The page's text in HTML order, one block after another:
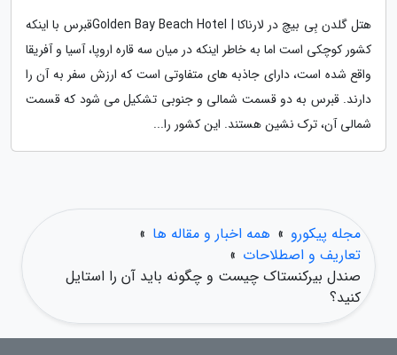
هتل گلدن بِی بیچ در لارناکا | Golden Bay Beach Hotelقبرس با اینکه
کشور کوچکی است اما به خاطر اینکه در میان سه قاره اروپا، آسیا و آفریقا
واقع شده است، دارای جاذبه های متفاوتی است که ارزش سفر به آن را
دارند. قبرس به دو قسمت شمالی و جنوبی تشکیل می شود که قسمت
شمالی آن، ترک نشین هستند. این کشور را...
مجله پیکورو » همه اخبار و مقاله ها »
تعاریف و اصطلاحات »
صندل بیرکنستاک چیست و چگونه باید آن را استایل
کنید؟